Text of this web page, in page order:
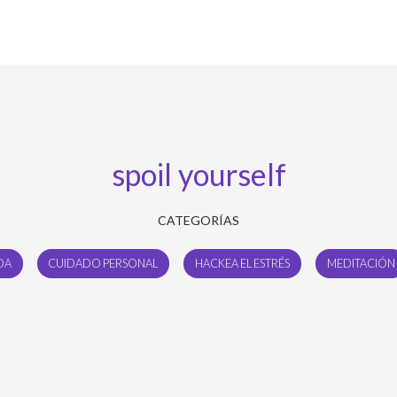
spoil yourself
CATEGORÍAS
CUIDADO PERSONAL HACKEA EL ESTRÉS MEDITACIÓN